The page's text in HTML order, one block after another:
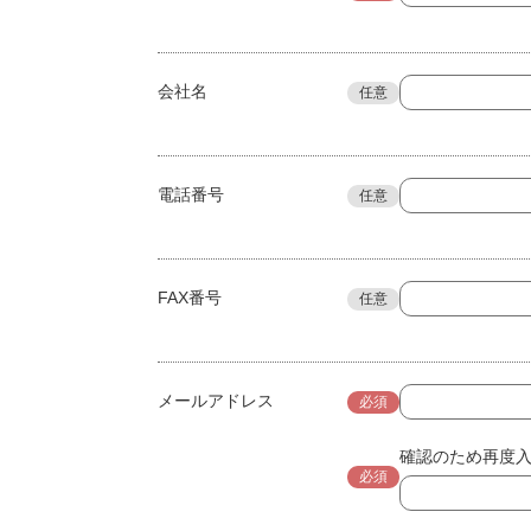
会社名 任意
電話番号 任意
FAX番号 任意
メールアドレス 必須
必須
確認のため再度